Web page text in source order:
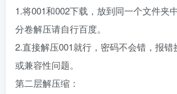
1.将001和002下载，放到同一个文件夹
分卷解压请自行百度。
2.直接解压001就行，密码不会错，报
或兼容性问题。
第二层解压缩：